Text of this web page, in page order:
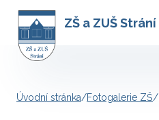
ZŠ a ZUŠ Strání
Úvodní stránka/Fotogalerie ZŠ/